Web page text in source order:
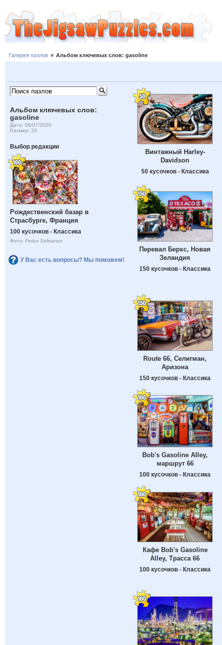
Галерея пазлов » Альбом ключевых слов: gasoline
Альбом ключевых слов:
gasoline
Дата: 08/07/2026
Размер: 33
Выбор редакции
Рождественский базар в
Страсбурге, Франция
100 кусочков - Классика
Фото: Fedor Selivanov
У Вас есть вопросы? Мы поможем!
Винтажный Harley-
Davidson
50 кусочков - Классика
Перевал Беркс, Новая
Зеландия
150 кусочков - Классика
Route 66, Селигман,
Аризона
150 кусочков - Классика
Bob's Gasoline Alley,
маршрут 66
100 кусочков - Классика
Кафе Bob's Gasoline
Alley, Трасса 66
100 кусочков - Классика